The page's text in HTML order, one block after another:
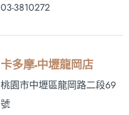
03-3810272
卡多摩-中壢龍岡店
桃園市中壢區龍岡路二段69
號